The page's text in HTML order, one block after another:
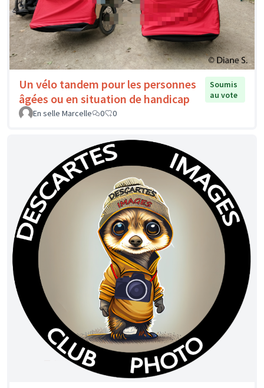
Un vélo tandem pour les personnes
âgées ou en situation de handicap
Soumis
au vote
En selle Marcelle
0 0